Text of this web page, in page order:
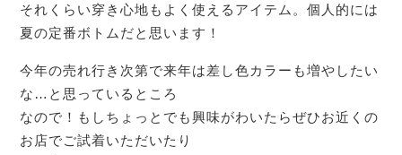
それくらい穿き心地もよく使えるアイテム。個人的には
夏の定番ボトムだと思います！
今年の売れ行き次第で来年は差し色カラーも増やしたい
な…と思っているところ
なので！もしちょっとでも興味がわいたらぜひお近くの
お店でご試着いただいたり